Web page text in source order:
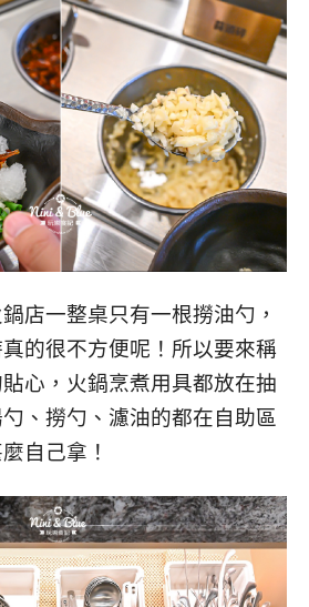
店一整桌只有一根撈油勺，
的很不方便呢！所以要來稱
貼心，火鍋烹煮用具都放在抽
、撈勺、濾油的都在自助區
自己拿！